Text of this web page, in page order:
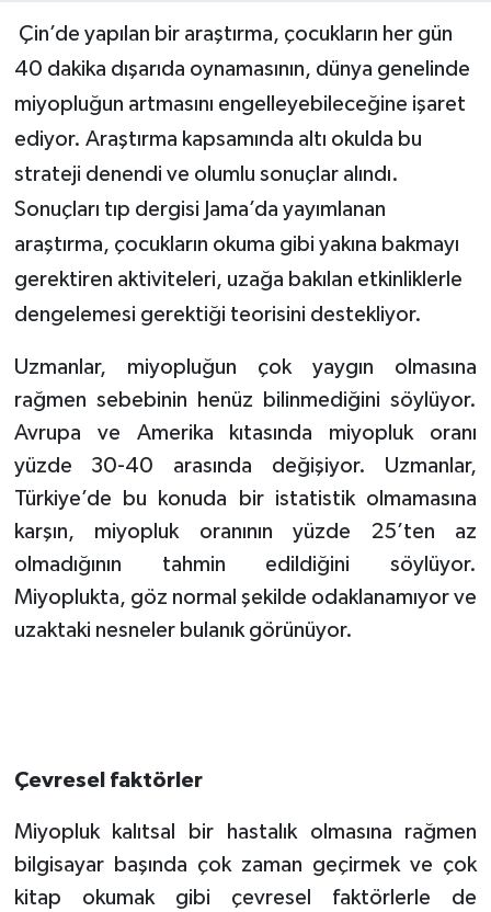
Çin’de yapılan bir araştırma, çocukların her gün
40 dakika dışarıda oynamasının, dünya genelinde
miyopluğun artmasını engelleyebileceğine işaret
ediyor. Araştırma kapsamında altı okulda bu
strateji denendi ve olumlu sonuçlar alındı.
Sonuçları tıp dergisi Jama’da yayımlanan
araştırma, çocukların okuma gibi yakına bakmayı
gerektiren aktiviteleri, uzağa bakılan etkinliklerle
dengelemesi gerektiği teorisini destekliyor.
Uzmanlar, miyopluğun çok yaygın olmasına
rağmen sebebinin henüz bilinmediğini söylüyor.
Avrupa ve Amerika kıtasında miyopluk oranı
yüzde 30-40 arasında değişiyor. Uzmanlar,
Türkiye’de bu konuda bir istatistik olmamasına
karşın, miyopluk oranının yüzde 25’ten az
olmadığının tahmin edildiğini söylüyor.
Miyoplukta, göz normal şekilde odaklanamıyor ve
uzaktaki nesneler bulanık görünüyor.
Çevresel faktörler
Miyopluk kalıtsal bir hastalık olmasına rağmen
bilgisayar başında çok zaman geçirmek ve çok
kitap okumak gibi çevresel faktörlerle de